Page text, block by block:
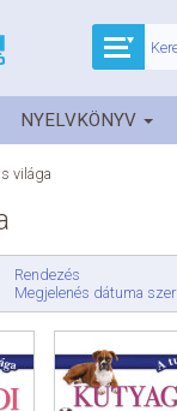
NYELVKÖNYV
világa
Rendezés
Megjelenés dátuma